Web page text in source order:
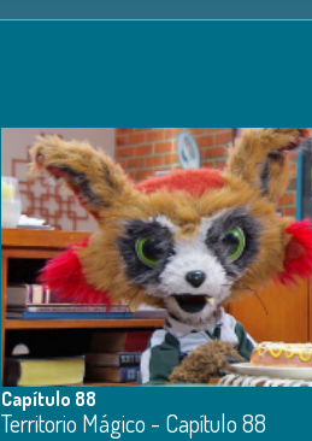
Capítulo 88
Territorio Mágico - Capítulo 88